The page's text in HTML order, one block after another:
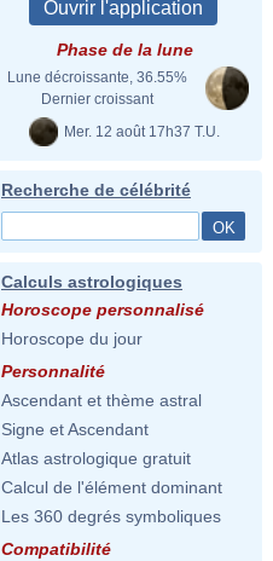
Phase de la lune
Lune décroissante, 36.55%
Dernier croissant
Mer. 12 août 17h37 T.U.
Recherche de célébrité
Calculs astrologiques
Horoscope personnalisé
Horoscope du jour
Personnalité
Ascendant et thème astral
Signe et Ascendant
Atlas astrologique gratuit
Calcul de l'élément dominant
Les 360 degrés symboliques
Compatibilité